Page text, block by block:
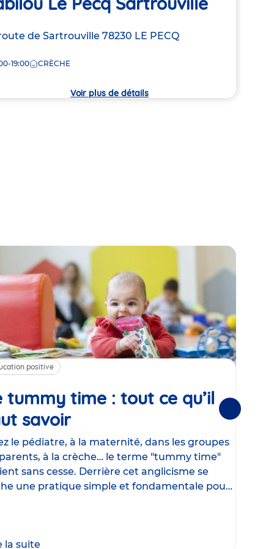
de Sartrouville 78230 LE PECQ
19:00 CRÈCHE
Voir plus de détails
positive
tummy time : tout ce qu’il
savoirArticle
le pédiatre, à la maternité, dans les groupes
à la crèche… le terme "tummy time"
sans cesse. Derrière cet anglicisme se
une pratique simple et fondamentale pour
la suite
Suivantes